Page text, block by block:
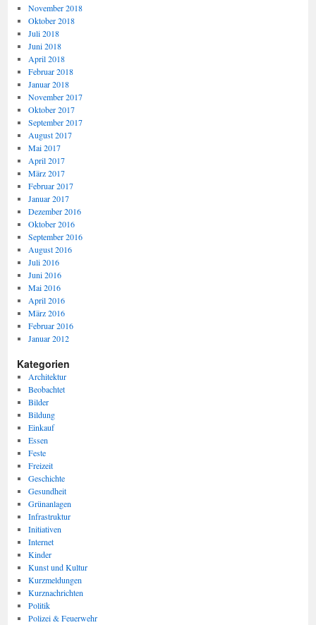
November 2018
Oktober 2018
Juli 2018
Juni 2018
April 2018
Februar 2018
Januar 2018
November 2017
Oktober 2017
September 2017
August 2017
Mai 2017
April 2017
März 2017
Februar 2017
Januar 2017
Dezember 2016
Oktober 2016
September 2016
August 2016
Juli 2016
Juni 2016
Mai 2016
April 2016
März 2016
Februar 2016
Januar 2012
Kategorien
Architektur
Beobachtet
Bilder
Bildung
Einkauf
Essen
Feste
Freizeit
Geschichte
Gesundheit
Grünanlagen
Infrastruktur
Initiativen
Internet
Kinder
Kunst und Kultur
Kurzmeldungen
Kurznachrichten
Politik
Polizei & Feuerwehr